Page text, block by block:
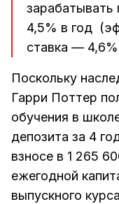
зарабатывать
4,5% в год
ставка —
Поскольку
Гарри Поттер
обучения в
депозита за 4
взносе в 1 265
ежегодной
выпускного